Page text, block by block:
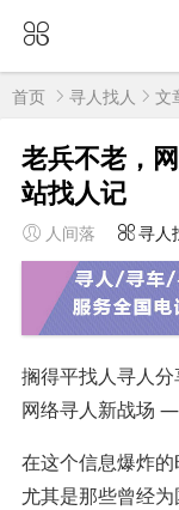
首页 寻人找人 文
老兵不老，
站找人记
人间落 寻人
搁得平找人寻人
网络寻人新战场
在这个信息爆炸
尤其是那些曾经